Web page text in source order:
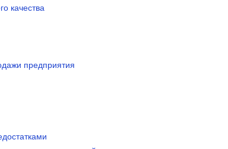
качества
предприятия